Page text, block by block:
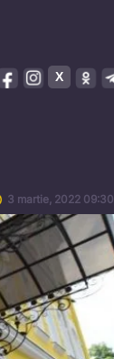
3 martie, 2022 09:30